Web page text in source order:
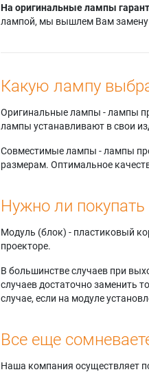
На оригинальные лампы
лампой, мы вышлем Вам замену
Какую лампу
Оригинальные лампы - лампы
лампы устанавливают в свои
Совместимые лампы - лампы
размерам. Оптимальное
Нужно ли
Модуль (блок) - пластиковый
проекторе.
В большинстве случаев при
случаев достаточно заменить
случае, если на модуле
Все еще
Наша компания осуществляет